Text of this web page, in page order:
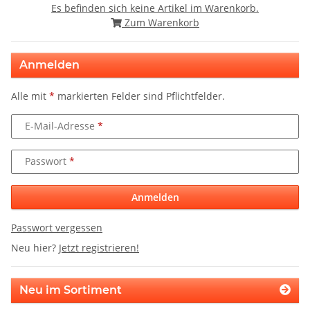
Es befinden sich keine Artikel im Warenkorb.
Zum Warenkorb
Anmelden
Alle mit * markierten Felder sind Pflichtfelder.
E-Mail-Adresse
Passwort
Anmelden
Passwort vergessen
Neu hier? Jetzt registrieren!
Neu im Sortiment